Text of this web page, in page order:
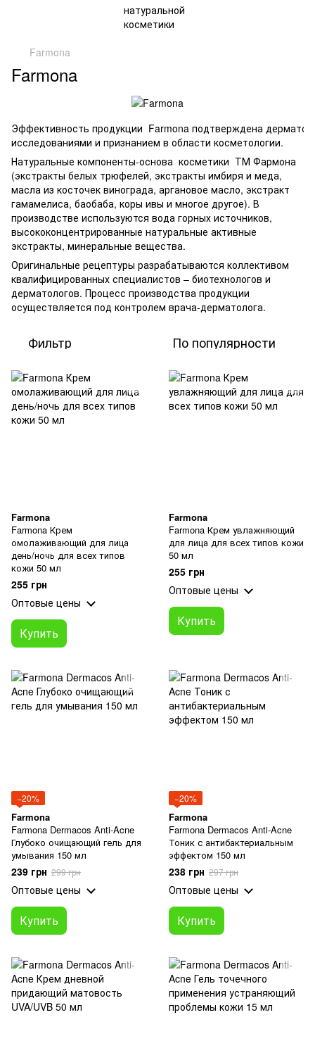
Farmona
Farmona
Эффективность продукции Farmona подтверждена
исследованиями и признанием в области косметологии.
Натуральные компоненты-основа косметики ТМ Фармона
(экстракты белых трюфелей, экстракты имбиря и меда,
масла из косточек винограда, аргановое масло, экстракт
гамамелиса, баобаба, коры ивы и многое другое). В
производстве используются вода горных источников,
высококонцентрированные натуральные активные
экстракты, минеральные вещества.
Оригинальные рецептуры разрабатываются коллективом
квалифицированных специалистов – биотехнологов и
дерматологов. Процесс производства продукции
осуществляется под контролем врача-дерматолога.
Фильтр По популярности
Farmona
Farmona Крем
омолаживающий для лица
день/ночь для всех типов
кожи 50 мл
255 грн
Оптовые цены
Купить
Farmona
Farmona Крем увлажняющий
для лица для всех типов кожи
50 мл
255 грн
Оптовые цены
Купить
−20%
Farmona
Farmona Dermacos Anti-Acne
Глубоко очищающий гель для
умывания 150 мл
239 грн 299 грн
Оптовые цены
Купить
−20%
Farmona
Farmona Dermacos Anti-Acne
Тоник с антибактериальным
эффектом 150 мл
238 грн 297 грн
Оптовые цены
Купить